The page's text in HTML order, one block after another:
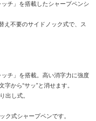
チ」を搭載したシャープペンシ
え不要のサイドノック式で、ス
チ」を搭載。高い消字力に強度
から“サッ”と消せます。
出し式。
ク式シャープペンです。